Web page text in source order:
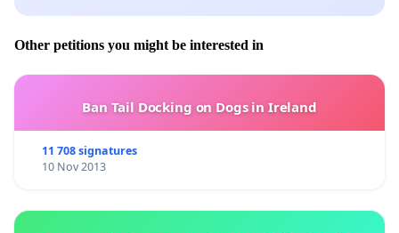
Other petitions you might be interested in
Ban Tail Docking on Dogs in Ireland
11 708 signatures
10 Nov 2013